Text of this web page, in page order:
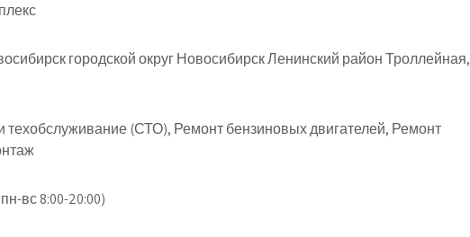
городской округ Новосибирск Ленинский район Троллейная,
техобслуживание (СТО), Ремонт бензиновых двигателей, Ремонт
вс 8:00-20:00)